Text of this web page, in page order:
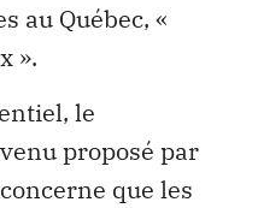
au Québec, «
».
le
proposé par
que les